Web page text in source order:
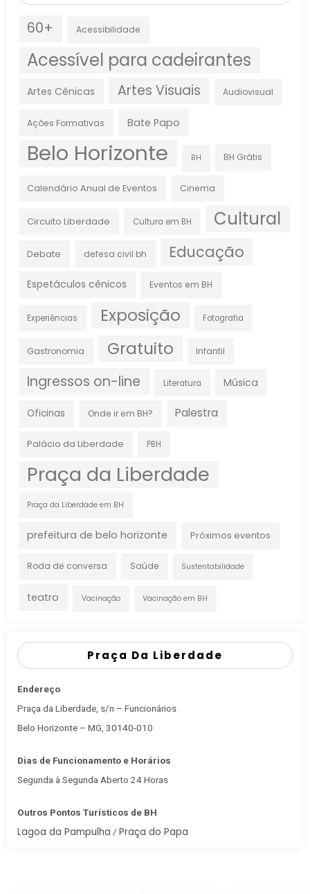
60+ Acessibilidade
Acessível para cadeirantes
Artes Cênicas Artes Visuais Audiovisual
Ações Formativas Bate Papo
Belo Horizonte BH BH Grátis
Calendário Anual de Eventos Cinema
Circuito Liberdade Cultura em BH Cultural
Debate defesa civil bh Educação
Espetáculos cênicos Eventos em BH
Experiências Exposição Fotografia
Gastronomia Gratuito Infantil
Ingressos on-line Literatura Música
Oficinas Onde ir em BH? Palestra
Palácio da Liberdade PBH
Praça da Liberdade
Praça da Liberdade em BH
prefeitura de belo horizonte Próximos eventos
Roda de conversa Saúde Sustentabilidade
teatro Vacinação Vacinação em BH
Praça Da Liberdade
Endereço
Praça da Liberdade, s/n – Funcionários
Belo Horizonte – MG, 30140-010
Dias de Funcionamento e Horários
Segunda à Segunda Aberto 24 Horas
Outros Pontos Turísticos de BH
Lagoa da Pampulha / Praça do Papa